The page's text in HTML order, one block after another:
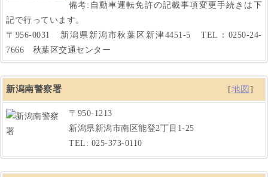
備考:自動車運転免許の記載事項変更手続きは下
記で行っています。
〒956-0031 新潟県新潟市秋葉区新津4451-5 TEL：0250-24-
7666 秋葉区交通センター
新潟南警察署 [地図 ]
〒950-1213
新潟県新潟市南区能登2丁目1-25
TEL: 025-373-0110